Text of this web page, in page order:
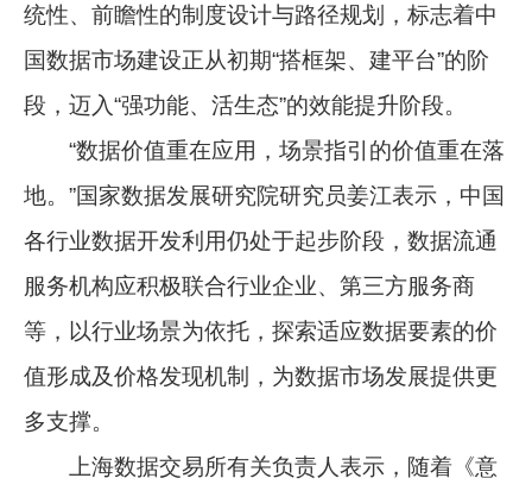
统性、前瞻性的制度设计与路径规划，标志着中
国数据市场建设正从初期“搭框架、建平台”的阶
段，迈入“强功能、活生态”的效能提升阶段。
“数据价值重在应用，场景指引的价值重在落
地。”国家数据发展研究院研究员姜江表示，中国
各行业数据开发利用仍处于起步阶段，数据流通
服务机构应积极联合行业企业、第三方服务商
等，以行业场景为依托，探索适应数据要素的价
值形成及价格发现机制，为数据市场发展提供更
多支撑。
上海数据交易所有关负责人表示，随着《意